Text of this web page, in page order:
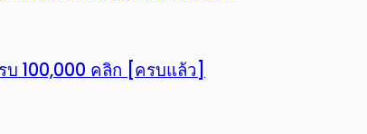
100,000 คลิก [ครบแล้ว]